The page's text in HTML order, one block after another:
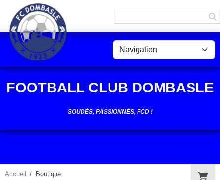
FOOTBALL CLUB DOMBASLE
SOUDÉS, PASSIONNÉS, FCD !
Accueil Boutique
Panneau de gestion des cookies